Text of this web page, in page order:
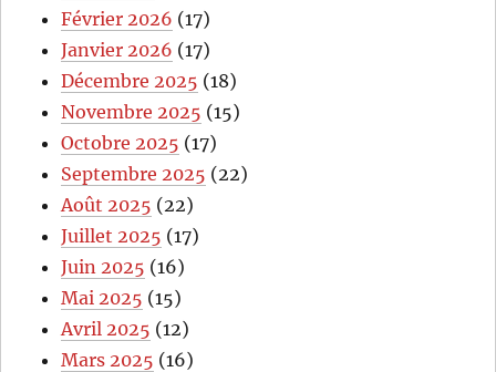
Février 2026 (17)
Janvier 2026 (17)
Décembre 2025 (18)
Novembre 2025 (15)
Octobre 2025 (17)
Septembre 2025 (22)
Août 2025 (22)
Juillet 2025 (17)
Juin 2025 (16)
Mai 2025 (15)
Avril 2025 (12)
Mars 2025 (16)